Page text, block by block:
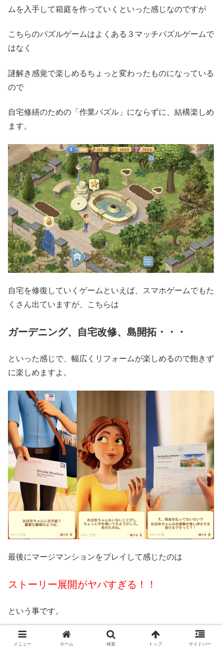
ムを入手して箱庭を作っていくといった感じなのですが
こちらのパズルゲームはよくある３マッチパズルゲームで
はなく
謎解き感覚で楽しめるちょっと変わったものになっている
ので
自宅修繕のための「作業パズル」にならずに、結構楽しめ
ます。
自宅を修復していくゲームといえば、スマホゲームでもた
くさん出ていますが、こちらは
ガーデニング、自宅改修、島開拓・・・
といった感じで、幅広くリフォームが楽しめるので飽きず
に楽しめますよ。
最後にマージマンションをプレイして感じたのは
ストーリー展開がヤバすぎる！！
という事です。
ゲーム開始直後から、いきなり、おばあさんが逮捕される
メニュー ホーム 検索 トップ サイドバー